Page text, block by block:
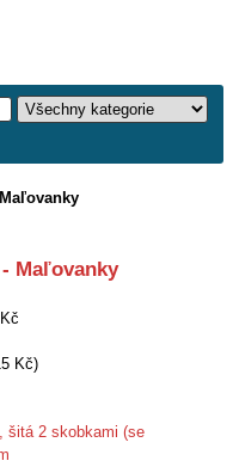
Maľovanky
Kč)
šitá 2 skobkami (se